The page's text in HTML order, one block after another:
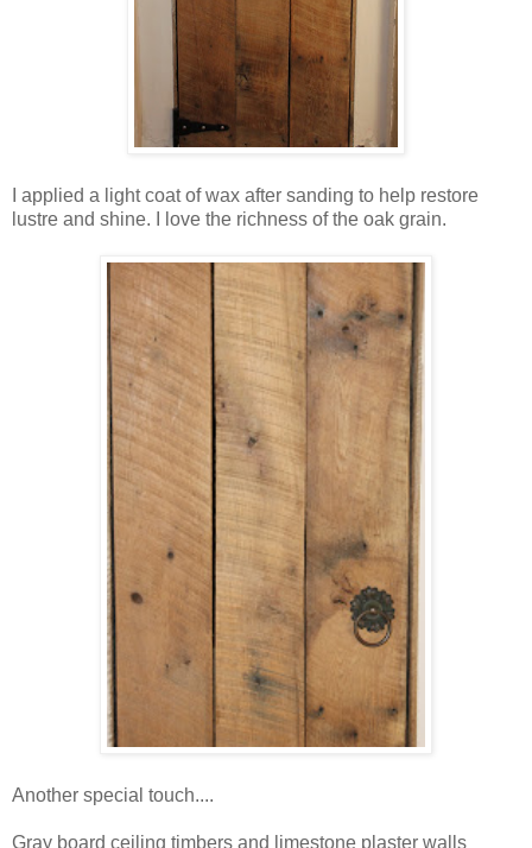
I applied a light coat of wax after sanding to help restore
lustre and shine. I love the richness of the oak grain.
Another special touch....
Gray board ceiling timbers and limestone plaster walls